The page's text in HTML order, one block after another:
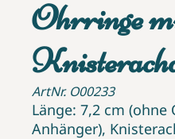
Ohrringe
ArtNr. O00233
Länge: 7,2 cm
Anhänger),